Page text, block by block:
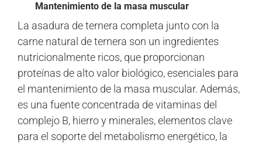
Mantenimiento de la masa muscular
La asadura de ternera completa junto con la
carne natural de ternera son un ingredientes
nutricionalmente ricos, que proporcionan
proteínas de alto valor biológico, esenciales para
el mantenimiento de la masa muscular. Además,
es una fuente concentrada de vitaminas del
complejo B, hierro y minerales, elementos clave
para el soporte del metabolismo energético, la